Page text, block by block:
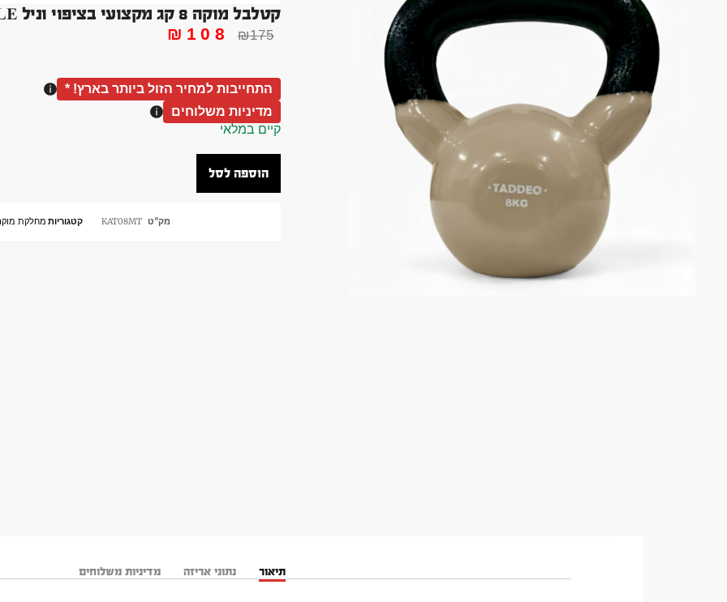
קטלבל מוקה 8 קג מקצועי בציפוי וניל KATTELBELL VANILLE
₪175
₪ 108
התחייבות למחיר הזול ביותר בארץ! *
מדיניות משלוחים
קיים במלאי
הוספה לסל
מק"ט KAT08MT קטגוריות מחלקת
תיאור נתוני אריזה מדיניות משלוחים